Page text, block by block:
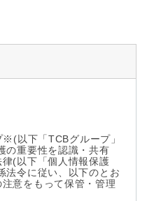
以下「TCBグループ」
の重要性を認識・共有
(以下「個人情報保護
法令に従い、以下のとお
意をもって保管・管理